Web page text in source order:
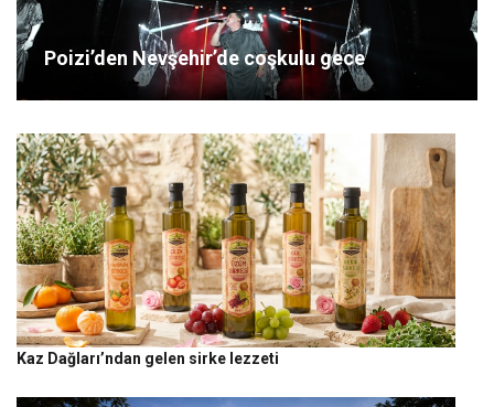
Poizi’den Nevşehir’de coşkulu gece
Kaz Dağları’ndan gelen sirke lezzeti